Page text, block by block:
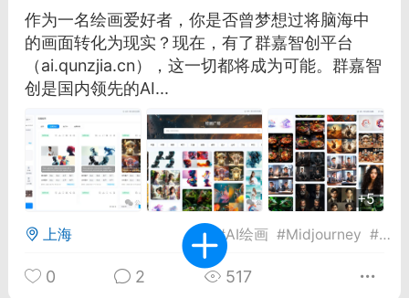
聚合API
龙坤智创合作品牌
26 00:53
电脑端 公开内容
者怎么接入Claude Opus 5 ？智创聚合
调用
Opus 5 已在 Claude、Claude
API，以及 Amazon Web
、Google Cloud 和 Microsoft Foundry
Max 的新默认模型，并成为
注接入效率、调用成本和企业报销流程
作为一名绘画爱好者，你是否曾梦想过将脑海中
的画面转化为现实？现在，有了群嘉智创平台
（ai.qunzjia.cn），这一切都将成为可能。群嘉智
创是国内领先的AI...
+5
上海 #AI绘画 #Midjourney #群
0 2 517